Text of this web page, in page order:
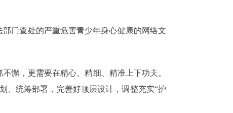
门查处的严重危害青少年身心健康的网络文
懈，更需要在精心、精细、精准上下功夫。
、统筹部署，完善好顶层设计，调整充实“护